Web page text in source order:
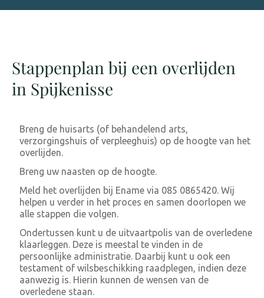
Stappenplan bij een overlijden
in Spijkenisse
Breng de huisarts (of behandelend arts,
verzorgingshuis of verpleeghuis) op de hoogte van het
overlijden.
Breng uw naasten op de hoogte.
Meld het overlijden bij Ename via 085 0865420. Wij
helpen u verder in het proces en samen doorlopen we
alle stappen die volgen.
Ondertussen kunt u de uitvaartpolis van de overledene
klaarleggen. Deze is meestal te vinden in de
persoonlijke administratie. Daarbij kunt u ook een
testament of wilsbeschikking raadplegen, indien deze
aanwezig is. Hierin kunnen de wensen van de
overledene staan.